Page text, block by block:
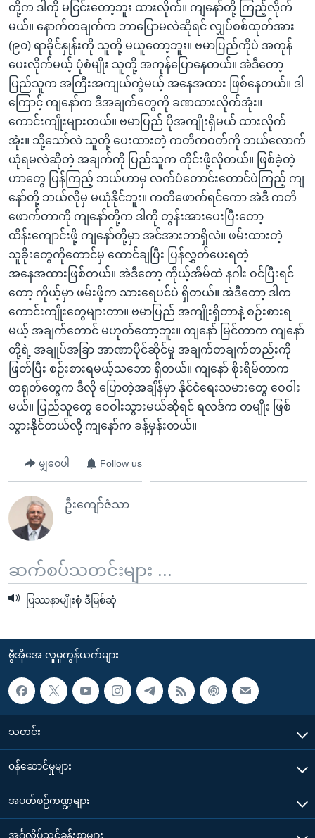
တို့က ဒါကို မငြင်းတော့ဘူး ထားလိုက်။ ကျနော်တို့ ကြည့်လိုက်
မယ်။ နောက်တချက်က ဘာပြောမလဲဆိုရင် လျှပ်စစ်ထုတ်အား
(၉၀) ရာခိုင်နှုန်းကို သူတို့ မယူတော့ဘူး။ ဗမာပြည်ကိုပဲ အကုန်
ပေးလိုက်မယ့် ပုံစံမျိုး သူတို့ အကုန်ပြောနေတယ်။ အဲဒီတော့
ပြည်သူက အကြီးအကျယ်ကွဲမယ့် အနေအထား ဖြစ်နေတယ်။ ဒါ
ကြောင့် ကျနော်က ဒီအချက်တွေကို ခဏထားလိုက်အုံး။
ကောင်းကျိုးများတယ်။ ဗမာပြည် ပိုအကျိုးရှိမယ် ထားလိုက်
အုံး။ သို့သော်လဲ သူတို့ ပေးထားတဲ့ ကတိကဝတ်ကို ဘယ်လောက်
ယုံရမလဲဆိုတဲ့ အချက်ကို ပြည်သူက တိုင်းဖို့လိုတယ်။ ဖြစ်ခဲ့တဲ့
ဟာတွေ ပြန်ကြည့် ဘယ်ဟာမှ လက်ပံတောင်းတောင်ပဲကြည့် ကျ
နော်တို့ ဘယ်လိုမှ မယုံနိုင်ဘူး။ ကတိဖောက်ရင်ကော အဲဒီ ကတိ
ဖောက်တာကို ကျနော်တို့က ဒါကို တွန်းအားပေးပြီးတော့
ထိန်းကျောင်းဖို့ ကျနော်တို့မှာ အင်အားဘာရှိလဲ။ ဖမ်းထားတဲ့
သူခိုးတွေကိုတောင်မှ ထောင်ချပြီး ပြန်လွှတ်ပေးရတဲ့
အနေအထားဖြစ်တယ်။ အဲဒီတော့ ကိုယ့်အိမ်ထဲ နဂါး ဝင်ပြီးရင်
တော့ ကိုယ့်မှာ ဖမ်းဖို့က သားရေပင်ပဲ ရှိတယ်။ အဲဒီတော့ ဒါက
ကောင်းကျိုးတွေများတာ။ ဗမာပြည် အကျိုးရှိတာနဲ့ စဉ်းစားရ
မယ့် အချက်တောင် မဟုတ်တော့ဘူး။ ကျနော် မြင်တာက ကျနော်
တို့ရဲ့ အချုပ်အခြာ အာဏာပိုင်ဆိုင်မှု အချက်တချက်တည်းကို
ဖြတ်ပြီး စဉ်းစားရမယ့်သဘော ရှိတယ်။ ကျနော် စိုးရိမ်တာက
တရုတ်တွေက ဒီလို ပြောတဲ့အချိန်မှာ နိုင်ငံရေးသမားတွေ ဝေဝါး
မယ်။ ပြည်သူတွေ ဝေဝါးသွားမယ်ဆိုရင် ရလဒ်က တမျိုး ဖြစ်
သွားနိုင်တယ်လို့ ကျနော်က ခန့်မှန်းတယ်။
မျှဝေပါ Follow us
ဦးကျော်ဇံသာ
ဆက်စပ်သတင်းများ ...
ပြဿနာမျိုးစုံ ဒီမြစ်ဆုံ
ဗွီအိုအေ လူမှုကွန်ယက်များ
သတင်း
၀န်ဆောင်မှုများ
အပတ်စဉ်ကဏ္ဍများ
အင်္ဂလိပ်သင်ခန်းစာများ